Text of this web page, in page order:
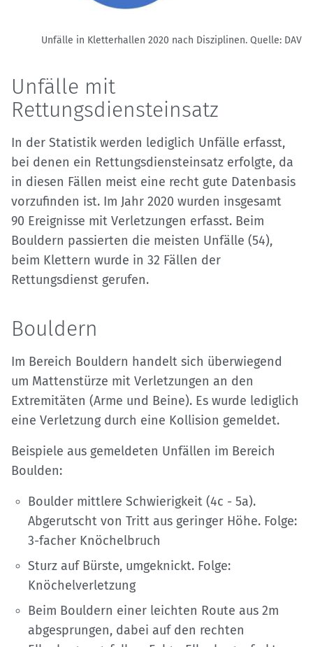
Unfälle in Kletterhallen 2020 nach Disziplinen. Quelle: DAV
Unfälle mit
Rettungsdiensteinsatz
In der Statistik werden lediglich Unfälle erfasst,
bei denen ein Rettungsdiensteinsatz erfolgte, da
in diesen Fällen meist eine recht gute Datenbasis
vorzufinden ist. Im Jahr 2020 wurden insgesamt
90 Ereignisse mit Verletzungen erfasst. Beim
Bouldern passierten die meisten Unfälle (54),
beim Klettern wurde in 32 Fällen der
Rettungsdienst gerufen.
Bouldern
Im Bereich Bouldern handelt sich überwiegend
um Mattenstürze mit Verletzungen an den
Extremitäten (Arme und Beine). Es wurde lediglich
eine Verletzung durch eine Kollision gemeldet.
Beispiele aus gemeldeten Unfällen im Bereich
Boulden:
Boulder mittlere Schwierigkeit (4c - 5a).
Abgerutscht von Tritt aus geringer Höhe. Folge:
3-facher Knöchelbruch
Sturz auf Bürste, umgeknickt. Folge:
Knöchelverletzung
Beim Bouldern einer leichten Route aus 2m
abgesprungen, dabei auf den rechten